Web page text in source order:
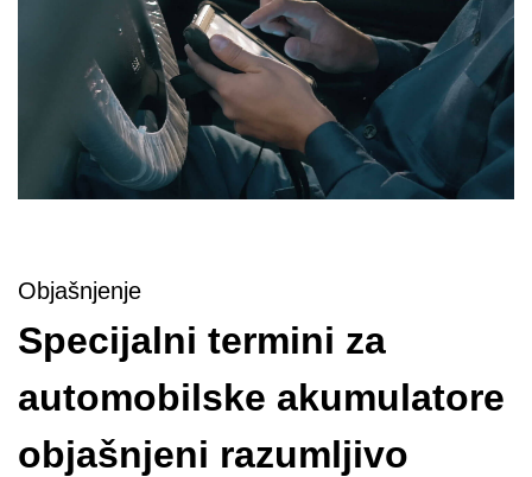
Objašnjenje
Specijalni termini za
automobilske akumulatore
objašnjeni razumljivo